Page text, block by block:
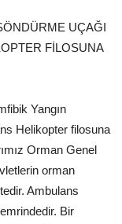
UÇAĞI
FİLOSUNA
Yangın
Helikopter filosuna
Orman Genel
orman
Ambulans
Bir